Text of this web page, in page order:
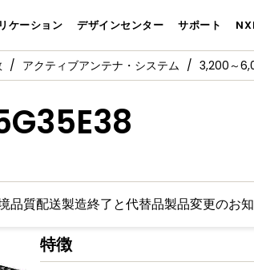
ケーション デザインセンター サポート
アクティブアンテナ・システム 3,200～
品質配送製造終了と代替品製品変更のお
特徴